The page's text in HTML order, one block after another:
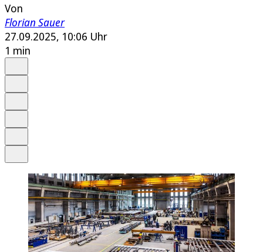
Von
Florian Sauer
27.09.2025, 10:06 Uhr
1 min